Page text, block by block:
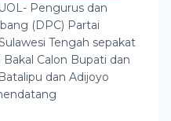
Pengurus dan
(DPC) Partai
Tengah sepakat
Calon Bupati dan
dan Adijoyo